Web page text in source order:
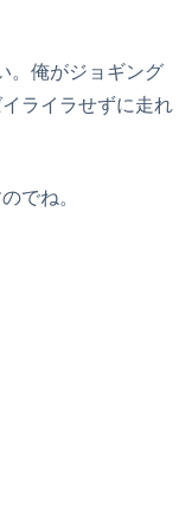
。俺がジョギング
ライラせずに走れ
でね。